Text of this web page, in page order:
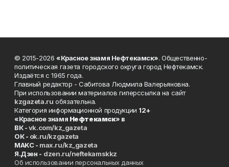
© 2015-2026 «Красное знамя Нефтекамск». Общественно-
политическая газета городского округа город Нефтекамск.
Издаётся с 1965 года.
Главный редактор - Сабитова Людмила Валерьяновна.
При использовании материалов гиперссылка на сайт
kzgazeta.ru обязательна.
Категория информационной продукции 12+
«Красное знамя Нефтекамск» в
ВК -vk.com/kz_gazeta
ОК - ok.ru/kzgazeta
MAKC - max.ru/kz_gazeta
Я.Дзен - dzen.ru/neftekamskkz
Об использовании персональных данных